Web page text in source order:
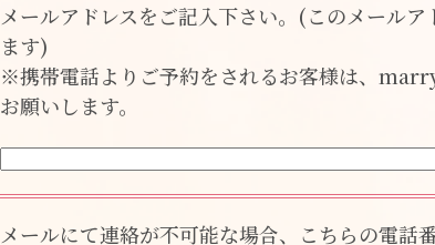
メールアドレスをご記入下さい。(このメール
ます)
※携帯電話よりご予約をされるお客様は、
お願いします。
メールにて連絡が不可能な場合、こちらの電話